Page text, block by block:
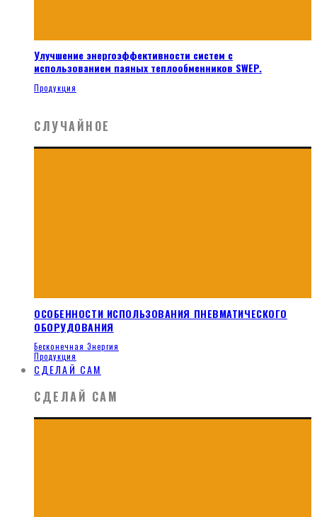
Улучшение энергоэффективности систем с
использованием паяных теплообменников SWEP.
Продукция
СЛУЧАЙНОЕ
ОСОБЕННОСТИ ИСПОЛЬЗОВАНИЯ ПНЕВМАТИЧЕСКОГО
ОБОРУДОВАНИЯ
Бесконечная Энергия
Продукция
СДЕЛАЙ САМ
СДЕЛАЙ САМ